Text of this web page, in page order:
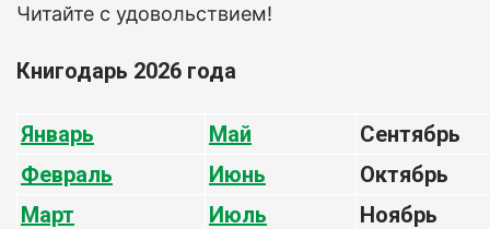
Читайте с удовольствием!
Книгодарь 2026 года
Январь Май
Сентябрь
Февраль
Июнь
Октябрь
Март
Июль
Ноябрь